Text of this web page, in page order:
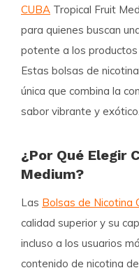
CUBA Tropical Fruit
para quienes buscan
potente a los
Estas bolsas de
única que combina la
sabor vibrante y exótico.
¿Por Qué Elegir
Medium?
Las Bolsas de Nicotina
calidad superior y su
incluso a los usuarios
contenido de nicotina